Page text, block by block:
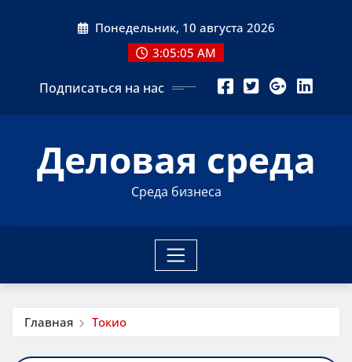
Понедельник, 10 августа 2026
3:05:05 AM
Подписаться на нас
Деловая среда
Среда бизнеса
Главная Токио